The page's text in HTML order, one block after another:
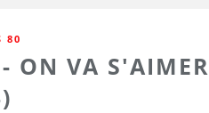
80
ON VA S'AIMER